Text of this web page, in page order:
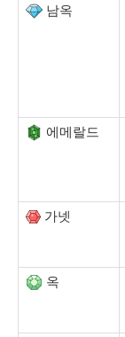
남옥
에메랄드
가넷
옥